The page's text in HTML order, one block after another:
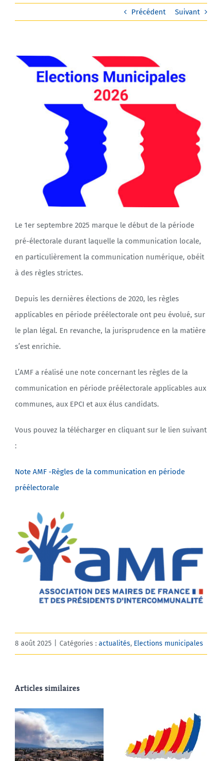
Municipales 2026
Précédent Suivant
Le 1er septembre 2025 marque le début de la période
pré-électorale durant laquelle la communication locale,
en particulièrement la communication numérique, obéit
à des règles strictes.
Depuis les dernières élections de 2020, les règles
applicables en période préélectorale ont peu évolué, sur
le plan légal. En revanche, la jurisprudence en la matière
s’est enrichie.
L’AMF a réalisé une note concernant les règles de la
communication en période préélectorale applicables aux
communes, aux EPCI et aux élus candidats.
Vous pouvez la télécharger en cliquant sur le lien suivant
:
Note AMF -Règles de la communication en période
préélectorale
8 août 2025 Catégories : actualités, Elections municipales
Articles similaires